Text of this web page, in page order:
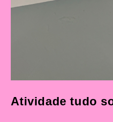
Atividade tudo